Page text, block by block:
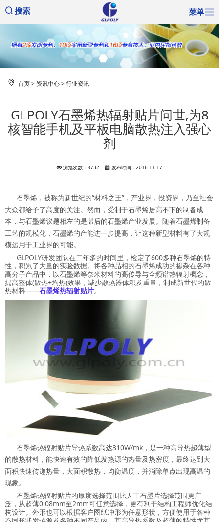
搜索 菜单
首页> 资讯中心>行业资讯
GLPOLY石墨烯热辐射贴片问世,为8
核智能手机及平板电脑散热注入强心
剂
浏览次数：8732 发布时间：2016-11-17
石墨烯，被称为新世纪的“材料之王”，产业界，投资界，乃至社会
大众都给予了高度的关注。然而，受制于石墨烯居高不下的制备成
本，与石墨烯议题相左的是滞后的石墨烯产业发展。随着石墨烯制备
工艺的规模化，石墨烯的产能进一步提高，让这种新型材料有了大规
模运用于工业界的可能。
GLPOLY研发团队在二年多的时间里，检定了600多种石墨烯的特
性，积累了大量的实验数据。将各种品相的石墨烯成功的掺杂在各种
高分子产品中，以石墨烯等奈米材料的高传导与全频谱热辐射概念，
提高整体(散热+均热)效果，减少散热器体积及重量，制成新世代的散
热材料——石墨烯热辐射贴片。
石墨烯热辐射贴片导热系数高达310W/mk，是一种高导热超薄型
的散热材料，能快速有效的降低发热源的热量及热密度，最终达到大
面积快速传递热量，大面积散热，均衡温度，并消除单点出现高温的
现象。
石墨烯热辐射贴片的厚度选择范围比人工石墨片选择范围更广
泛，从超薄0.08mm至2mm可任意选择，更有利于结构工程师优化结
构设计。外形也可以根据客户图纸冲形为任意形状，方便使用于各种